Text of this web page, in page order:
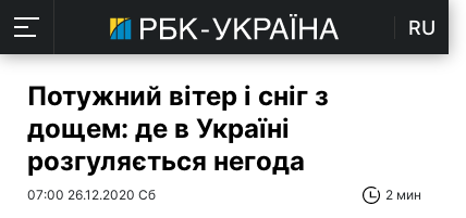
RU
Потужний вітер і сніг з
дощем: де в Україні
розгуляється негода
07:00 26.12.2020 Сб 2 мин